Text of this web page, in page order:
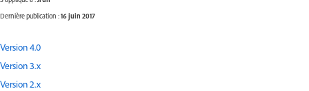
Dernière publication :16 juin 2017
Version 4.0
Version 3.x
Version 2.x